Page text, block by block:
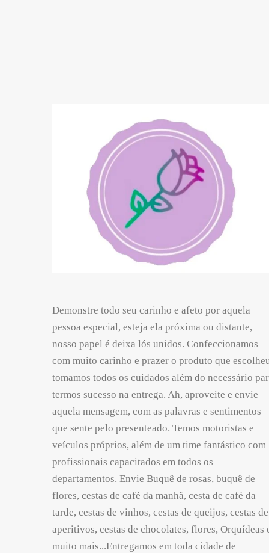
Demonstre todo seu carinho e afeto por aquela
pessoa especial, esteja ela próxima ou distante,
nosso papel é deixa lós unidos. Confeccionamos
com muito carinho e prazer o produto que
tomamos todos os cuidados além do necessário
termos sucesso na entrega. Ah, aproveite e envie
aquela mensagem, com as palavras e sentimentos
que sente pelo presenteado. Temos motoristas e
veículos próprios, além de um time fantástico com
profissionais capacitados em todos os
departamentos. Envie Buquê de rosas, buquê de
flores, cestas de café da manhã, cesta de café da
tarde, cestas de vinhos, cestas de queijos, cestas de
aperitivos, cestas de chocolates, flores, Orquídeas
muito mais...Entregamos em toda cidade de